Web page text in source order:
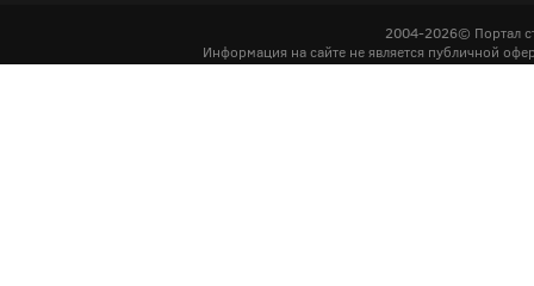
2004-2026© Портал
Информация на сайте не является публичной